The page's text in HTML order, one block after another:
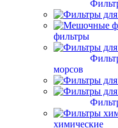
фильтры
морсов
химические